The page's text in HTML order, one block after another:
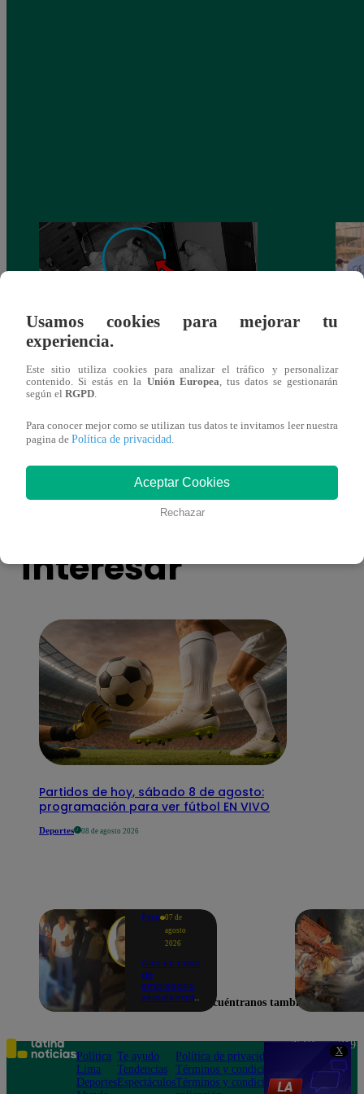
X
¡Delincuente ingresó a vivienda mientras
adulta mayor dormía en San Juan de
SJL:
También te puede
interesar
Partidos de hoy, sábado 8 de agosto:
programación para ver fútbol EN VIVO
Deportes 08 de agosto 2026
Perú 07 de
agosto
2026
Giro en caso
de
empresario
secuestrado
cuentas
Usamos cookies para mejorar tu
experiencia.
Este sitio utiliza cookies para analizar el tráfico y personalizar
contenido. Si estás en la Unión Europea , tus datos se gestionarán
según el RGPD
Para conocer mejor como se utilizan tus datos te invitamos leer nuestra
pagina de Política de privacidad
Aceptar Cookies
Rechazar
Encuéntranos también en
Política
Lima
Deportes
Te ayudo
Tendencias
Espectáculos
Política de privacidad
Términos y condiciones
Términos y condiciones
Teléfono: 219
Av. San
Felipe 968